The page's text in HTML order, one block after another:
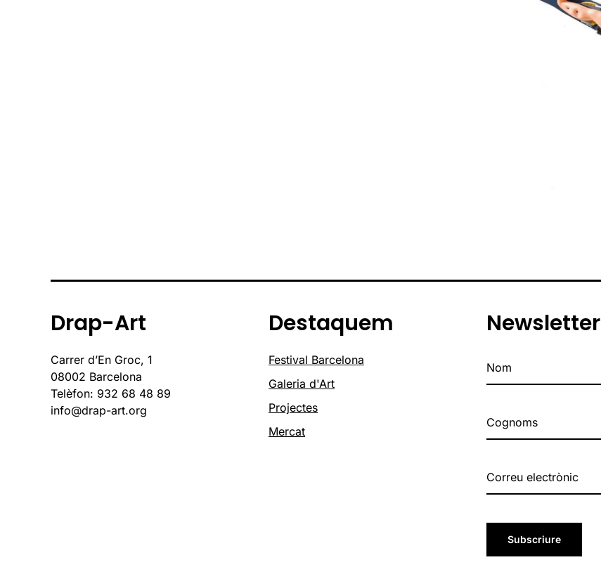
Drap-Art
Carrer d’En Groc, 1
08002 Barcelona
Telèfon: 932 68 48 89
info@drap-art.org
Destaquem
Festival Barcelona
Galeria d'Art
Projectes
Mercat
Newsletter
Subscriure